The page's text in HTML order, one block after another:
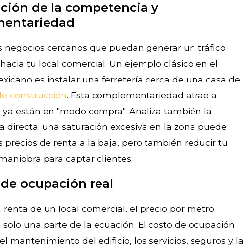
de la competencia y
negocios cercanos que puedan generar un tráfico
tu local comercial. Un ejemplo clásico en el
es instalar una ferretería cerca de una casa de
construcción. Esta complementariedad atrae a
están en "modo compra". Analiza también la
directa; una saturación excesiva en la zona puede
precios de renta a la baja, pero también reducir tu
para captar clientes.
ocupación real
renta de un local comercial, el precio por metro
solo una parte de la ecuación. El costo de ocupación
mantenimiento del edificio, los servicios, seguros y la